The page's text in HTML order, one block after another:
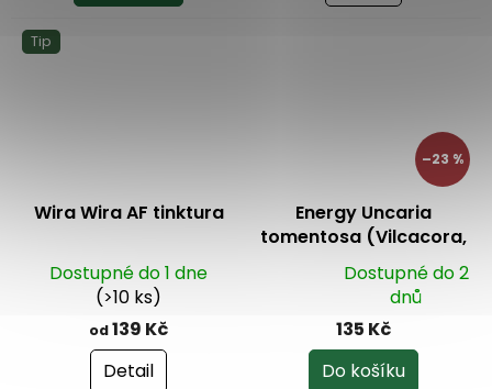
Tip
Wira Wira AF tinktura
Dostupné do 1 dne
(>10 ks)
od139 Kč
Detail
–23 %
Energy Uncaria
tomentosa (Vilcacora,
kočičí dráp) - bylinný
čaj 55 g
Dostupné do 2
dnů
135 Kč
Do košíku